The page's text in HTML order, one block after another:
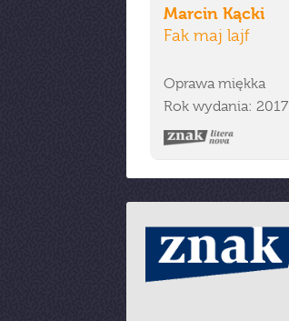
Marcin Kącki
Fak maj lajf
Oprawa miękka
Rok wydania: 2017